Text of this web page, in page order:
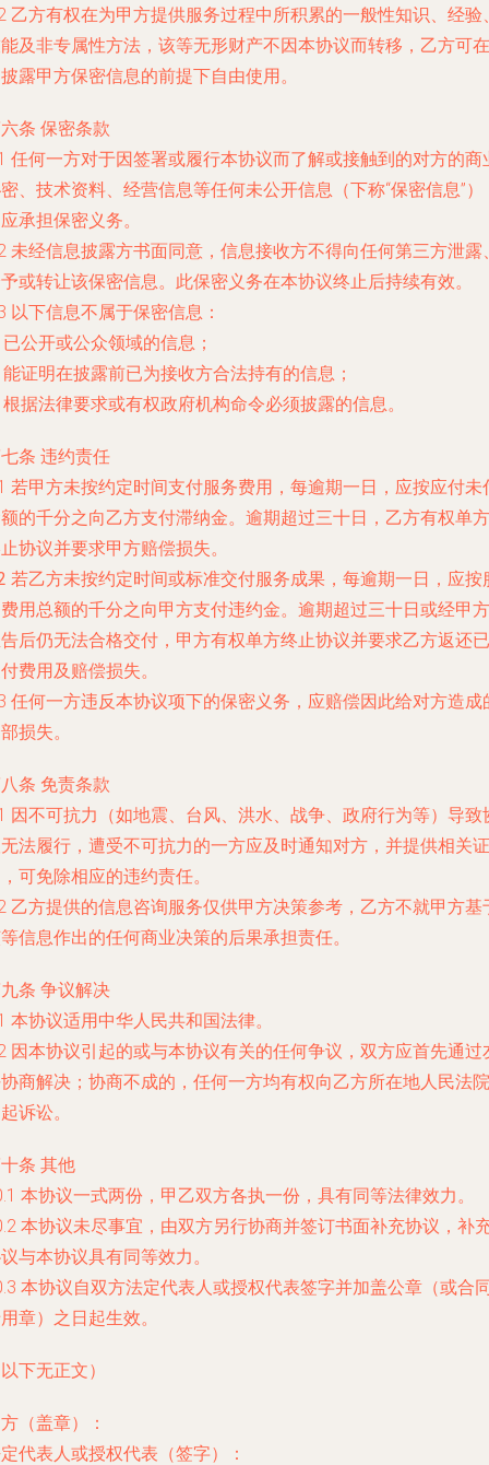
乙方有权在为甲方提供服务过程中所积累的一般性知识、经验
及非专属性方法，该等无形财产不因本协议而转移，乙方可在
露甲方保密信息的前提下自由使用。
条 保密条款
任何一方对于因签署或履行本协议而了解或接触到的对方的商
、技术资料、经营信息等任何未公开信息（下称“保密信息”）
承担保密义务。
未经信息披露方书面同意，信息接收方不得向任何第三方泄露
或转让该保密信息。此保密义务在本协议终止后持续有效。
以下信息不属于保密信息：
公开或公众领域的信息；
证明在披露前已为接收方合法持有的信息；
据法律要求或有权政府机构命令必须披露的信息。
条 违约责任
若甲方未按约定时间支付服务费用，每逾期一日，应按应付未
的千分之向乙方支付滞纳金。逾期超过三十日，乙方有权单方
协议并要求甲方赔偿损失。
若乙方未按约定时间或标准交付服务成果，每逾期一日，应按
用总额的千分之向甲方支付违约金。逾期超过三十日或经甲方
后仍无法合格交付，甲方有权单方终止协议并要求乙方返还已
费用及赔偿损失。
任何一方违反本协议项下的保密义务，应赔偿因此给对方造成
损失。
条 免责条款
因不可抗力（如地震、台风、洪水、战争、政府行为等）导致
法履行，遭受不可抗力的一方应及时通知对方，并提供相关证
可免除相应的违约责任。
乙方提供的信息咨询服务仅供甲方决策参考，乙方不就甲方基
信息作出的任何商业决策的后果承担责任。
条 争议解决
本协议适用中华人民共和国法律。
因本协议引起的或与本协议有关的任何争议，双方应首先通过
商解决；协商不成的，任何一方均有权向乙方所在地人民法院
诉讼。
条 其他
本协议一式两份，甲乙双方各执一份，具有同等法律效力。
本协议未尽事宜，由双方另行协商并签订书面补充协议，补
与本协议具有同等效力。
本协议自双方法定代表人或授权代表签字并加盖公章（或合
章）之日起生效。
下无正文）
（盖章）：
代表人或授权代表（签字）：